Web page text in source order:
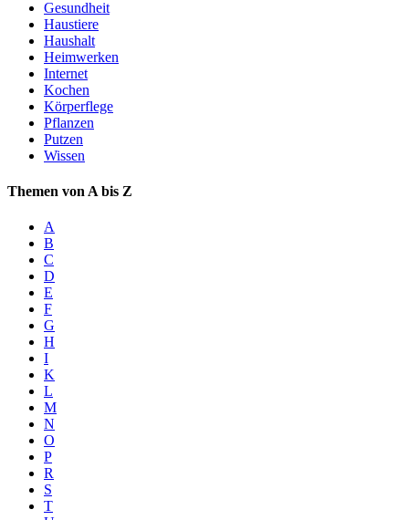
Gesundheit
Haustiere
Haushalt
Heimwerken
Internet
Kochen
Körperflege
Pflanzen
Putzen
Wissen
Themen von A bis Z
A
B
C
D
E
F
G
H
I
K
L
M
N
O
P
R
S
T